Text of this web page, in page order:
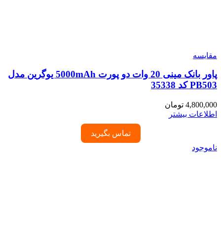
مقایسه
پاور بانک مینی 20 وات دو پورت 5000mAh یوگرین مدل
PB503 کد 35338
4,800,000 تومان
اطلاعات بیشتر
تماس بگیرید
ناموجود